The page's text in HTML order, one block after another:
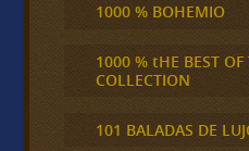
1000 % BOHEMIO
1000 % tHE BEST OF
COLLECTION
101 BALADAS DE